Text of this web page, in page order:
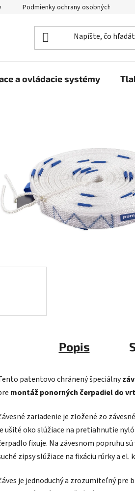
Podmienky ochrany osobných údajov
a ovládacie systémy
Popis
patentovo chránený špeciálny
montáž ponorných čerpadiel do
zariadenie je zložené zo
ušité oko slúžiace na pretiahnutie
fixuje. Na závesnom popruhu
zipsy slúžiace na fixáciu rúrky a el.
je jednoduchý a zrozumiteľný pre